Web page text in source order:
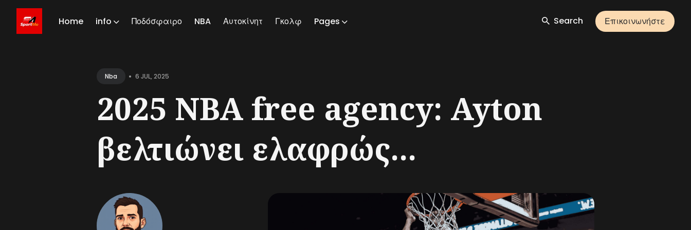
Home info Ποδόσφαιρο NBA Αυτοκίνητ Γκολφ Pages Search Επικοινωνήστε
Nba • 6 JUL, 2025
2025 NBA free agency: Ayton
βελτιώνει ελαφρώς...